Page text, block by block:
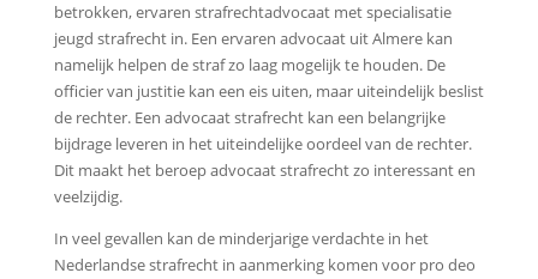
betrokken, ervaren strafrechtadvocaat met specialisatie
jeugd strafrecht in. Een ervaren advocaat uit Almere kan
namelijk helpen de straf zo laag mogelijk te houden. De
officier van justitie kan een eis uiten, maar uiteindelijk beslist
de rechter. Een advocaat strafrecht kan een belangrijke
bijdrage leveren in het uiteindelijke oordeel van de rechter.
Dit maakt het beroep advocaat strafrecht zo interessant en
veelzijdig.
In veel gevallen kan de minderjarige verdachte in het
Nederlandse strafrecht in aanmerking komen voor pro deo